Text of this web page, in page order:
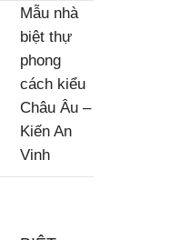
Mẫu nhà
biệt thự
phong
cách kiểu
Châu Âu –
Kiến An
Vinh